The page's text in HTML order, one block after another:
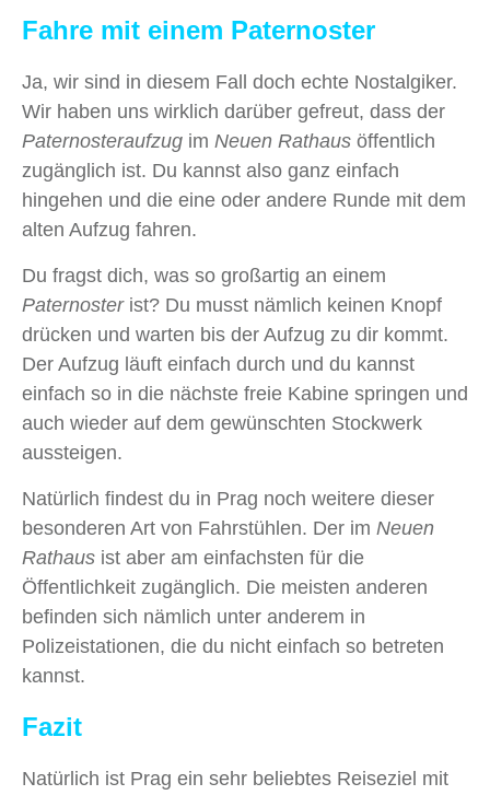
Fahre mit einem Paternoster
Ja, wir sind in diesem Fall doch echte Nostalgiker.
Wir haben uns wirklich darüber gefreut, dass der
Paternosteraufzug im Neuen Rathaus öffentlich
zugänglich ist. Du kannst also ganz einfach
hingehen und die eine oder andere Runde mit dem
alten Aufzug fahren.
Du fragst dich, was so großartig an einem
Paternosterist? Du musst nämlich keinen Knopf
drücken und warten bis der Aufzug zu dir kommt.
Der Aufzug läuft einfach durch und du kannst
einfach so in die nächste freie Kabine springen und
auch wieder auf dem gewünschten Stockwerk
aussteigen.
Natürlich findest du in Prag noch weitere dieser
besonderen Art von Fahrstühlen. Der im Neuen
Rathaus ist aber am einfachsten für die
Öffentlichkeit zugänglich. Die meisten anderen
befinden sich nämlich unter anderem in
Polizeistationen, die du nicht einfach so betreten
kannst.
Fazit
Natürlich ist Prag ein sehr beliebtes Reiseziel mit